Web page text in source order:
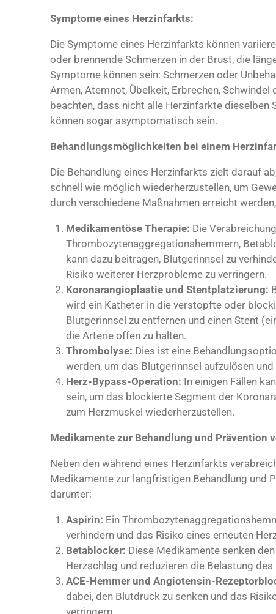
Symptome eines Herzinfarkts:
Die Symptome eines Herzinfarkts können
oder brennende Schmerzen in der Brust, die
Symptome können sein: Schmerzen oder
Armen, Atemnot, Übelkeit, Erbrechen,
beachten, dass nicht alle Herzinfarkte dieselben
können sogar asymptomatisch sein.
Behandlungsmöglichkeiten bei einem
Die Behandlung eines Herzinfarkts zielt darauf
schnell wie möglich wiederherzustellen, um
durch verschiedene Maßnahmen erreicht
Medikamentöse Therapie: Die
Thrombozytenaggregationshemmern,
kann dazu beitragen, Blutgerinnsel zu
Risiko weiterer Herzprobleme zu verringern.
Koronarangioplastie und Stentplatzierung:
wird ein Katheter in die verstopfte oder
Blutgerinnsel zu entfernen und einen Stent
die Arterie offen zu halten.
Thrombolyse: Dies ist eine
werden, um das Blutgerinnsel aufzulösen
Herz-Bypass-Operation: In einigen Fällen
sein, um das blockierte Segment der
zum Herzmuskel wiederherzustellen.
Medikamente zur Behandlung und Prävention
Neben den während eines Herzinfarkts
Medikamente zur langfristigen Behandlung und
darunter:
Aspirin: Ein
verhindern und das Risiko eines erneuten
Betablocker: Diese Medikamente senken
Herzschlag und reduzieren die Belastung
ACE-Hemmer und Angiotensin-
dabei, den Blutdruck zu senken und das